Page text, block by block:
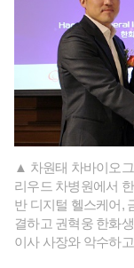
▲ 차원태 차바이오
리우드 차병원에서
반 디지털 헬스케어,
결하고 권혁웅 한화
이사 사장와 악수하